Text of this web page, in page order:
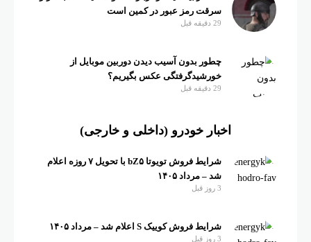
سرقت رمز عبور در کمین است
29 دقیقه قبل
چطور بدون آسیب دیدن دوربین موبایل از
خورشیدگرفتگی عکس بگیریم؟
اخبار خودرو (داخلی و خارجی)
شرایط فروش تویوتا bZ۵ با تحویل ۷ روزه اعلام
شد – مرداد ۱۴۰۵
شرایط فروش کوییک S اعلام شد – مرداد ۱۴۰۵